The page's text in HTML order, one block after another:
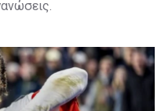
July 15, 2023